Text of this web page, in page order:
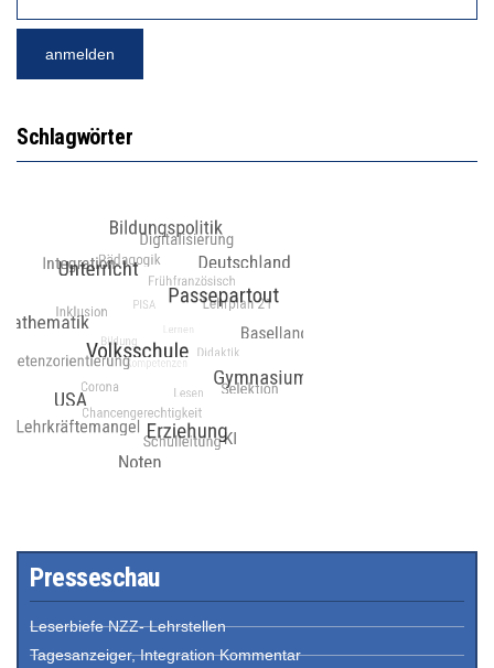
Schlagwörter
Presseschau
Leserbiefe NZZ- Lehrstellen
Tagesanzeiger, Integration Kommentar